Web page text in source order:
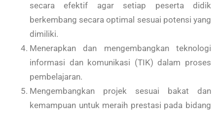
secara efektif agar setiap peserta didik
berkembang secara optimal sesuai potensi yang
dimiliki.
Menerapkan dan mengembangkan teknologi
informasi dan komunikasi (TIK) dalam proses
pembelajaran.
Mengembangkan projek sesuai bakat dan
kemampuan untuk meraih prestasi pada bidang